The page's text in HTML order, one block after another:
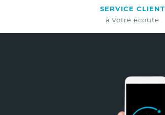
SERVICE CLIENT
à votre écoute